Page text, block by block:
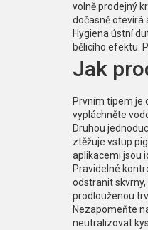
volně prodejný
dočasně otevírá
Hygiena ústní
bělicího efektu.
Jak
Prvním tipem je
vypláchněte
Druhou
ztěžuje vstup
aplikacemi jsou
Pravidelné
odstranit
prodlouženou
Nezapomeňte
neutralizovat